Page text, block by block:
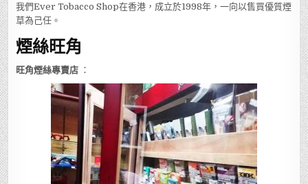
我們Ever Tobacco Shop在香港，成立於1998年，一向以售買優質煙
草為己任。
煙絲旺角
旺角煙絲專賣店 ：